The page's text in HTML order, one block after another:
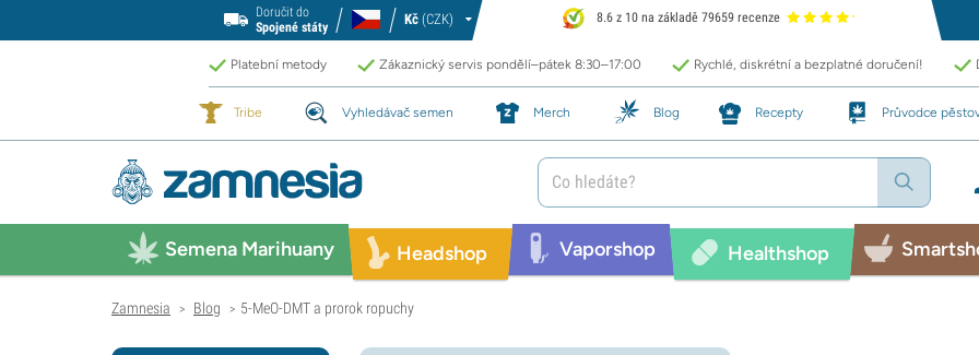
Doručit do
Spojené státy
Kč (CZK) 8.6 z 10 na základě 79659 recenze
Platební metody Zákaznický servis pondělí–pátek 8:30–17:00 Rychlé, diskrétní a bezplatné doručení!
Tribe Vyhledávač semen Merch Blog Recepty Průvodce
Semena Marihuany Headshop Vaporshop Healthshop
Zamnesia > Blog > 5-MeO-DMT a prorok ropuchy